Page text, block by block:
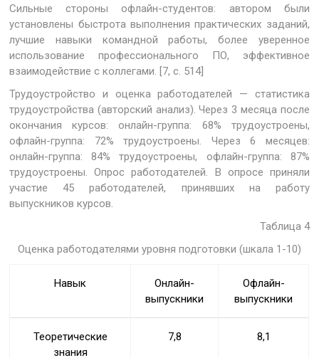
Сильные стороны офлайн-студентов: автором были
установлены быстрота выполнения практических заданий,
лучшие навыки командной работы, более уверенное
использование профессионального ПО, эффективное
взаимодействие с коллегами. [7, с. 514]
Трудоустройство и оценка работодателей — статистика
трудоустройства (авторский анализ). Через 3 месяца после
окончания курсов: онлайн-группа: 68% трудоустроены,
офлайн-группа: 72% трудоустроены. Через 6 месяцев:
онлайн-группа: 84% трудоустроены, офлайн-группа: 87%
трудоустроены. Опрос работодателей. В опросе приняли
участие 45 работодателей, принявших на работу
выпускников курсов.
Таблица 4
Оценка работодателями уровня подготовки (шкала 1-10)
Навык
Онлайн-
выпускники
Офлайн-
выпускники
Теоретические
знания
7,8 8,1